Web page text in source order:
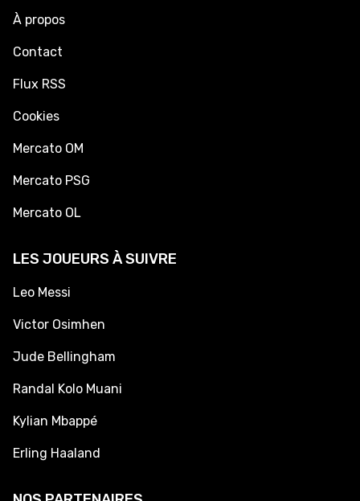
À propos
Contact
Flux RSS
Cookies
Mercato OM
Mercato PSG
Mercato OL
LES JOUEURS À SUIVRE
Leo Messi
Victor Osimhen
Jude Bellingham
Randal Kolo Muani
Kylian Mbappé
Erling Haaland